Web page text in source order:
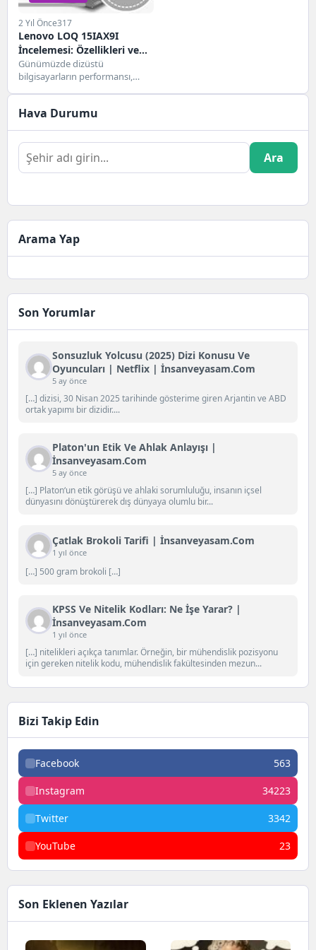
2 Yıl Önce317
Lenovo LOQ 15IAX9I
İncelemesi: Özellikleri ve
Performansı
Günümüzde dizüstü
bilgisayarların performansı,
öneme sahip. Bu...
Hava Durumu
Ara
Arama Yap
Son Yorumlar
Sonsuzluk Yolcusu (2025) Dizi Konusu Ve
Oyuncuları | Netflix | İnsanveyasam.com
5 ay önce
[…] dizisi, 30 Nisan 2025 tarihinde gösterime giren Arjantin ve ABD
ortak yapımı bir dizidir....
Platon'un Etik Ve Ahlak Anlayışı |
İnsanveyasam.com
5 ay önce
[…] Platon‘un etik görüşü ve ahlaki sorumluluğu, insanın içsel
dünyasını dönüştürerek dış dünyaya olumlu bir...
Çatlak Brokoli Tarifi | İnsanveyasam.com
1 yıl önce
[…] 500 gram brokoli […]
KPSS Ve Nitelik Kodları: Ne İşe Yarar? |
İnsanveyasam.com
1 yıl önce
[…] nitelikleri açıkça tanımlar. Örneğin, bir mühendislik pozisyonu
için gereken nitelik kodu, mühendislik fakültesinden mezun...
Bizi Takip Edin
Facebook 563
Instagram 34223
Twitter 3342
YouTube 23
Son Eklenen Yazılar